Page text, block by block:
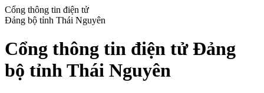
Cổng thông tin điện tử
Đảng bộ tỉnh Thái Nguyên
Cổng thông tin điện tử Đảng
bộ tỉnh Thái Nguyên